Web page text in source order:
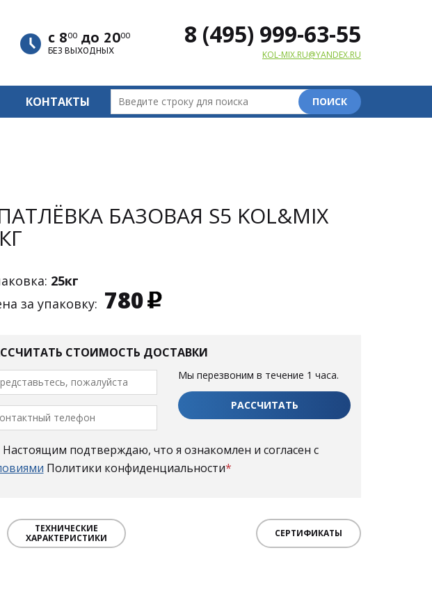
с 800до 2000
БЕЗ ВЫХОДНЫХ
8 (495) 999-63-55
KOL-MIX.RU@YANDEX.RU
КОНТАКТЫ ПОИСК
БАЗОВАЯ S5 KOL&MIX
25кг
за упаковку: 780
СТОИМОСТЬ ДОСТАВКИ
Мы перезвоним в течение 1 часа.
Настоящим подтверждаю, что я ознакомлен и согласен с
Политики конфиденциальности*
ТЕХНИЧЕСКИЕ
ХАРАКТЕРИСТИКИ
СЕРТИФИКАТЫ